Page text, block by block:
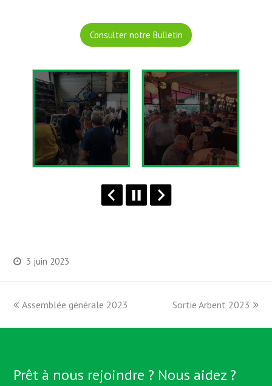
Consulter notre Bulletin
3 juin 2023
previous
Assemblée générale 2023
next
Sortie Arbent 2023
Prêt à nous rejoindre ? Nous aidez ?